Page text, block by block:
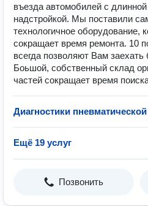
въезда автомобилей с
надстройкой. Мы поставили
технологичное оборудование,
сокращает время ремонта. 10
всегда позволяют Вам
Боьшой, собственный склад
частей сокращает время
Диагностики
Ещё 19 услуг
Позвонить